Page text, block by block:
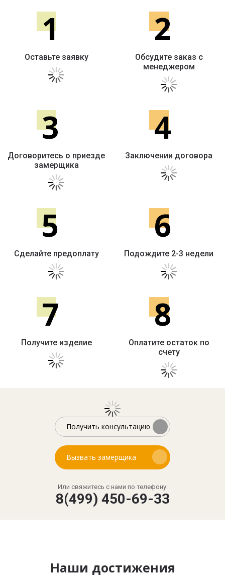
1
Оставьте заявку
2
Обсудите заказ с
менеджером
3
Договоритесь о приезде
замерщика
4
Заключении договора
5
Сделайте предоплату
6
Подождите 2-3 недели
7
Получите изделие
8
Оплатите остаток по
счету
Получить консультацию
Вызвать замерщика
Или свяжитесь с нами по телефону:
8(499) 450-69-33
Наши достижения